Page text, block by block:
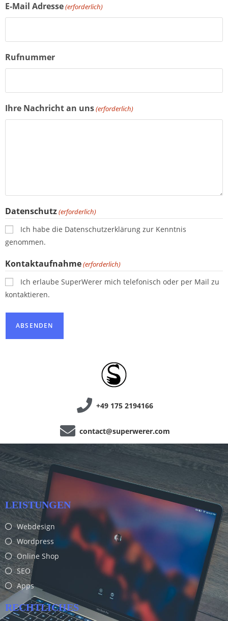
E-Mail Adresse(erforderlich)
Rufnummer
Ihre Nachricht an uns(erforderlich)
Datenschutz(erforderlich)
Ich habe die Datenschutzerklärung zur Kenntnis
genommen.
Kontaktaufnahme(erforderlich)
Ich erlaube SuperWerer mich telefonisch oder per Mail zu
kontaktieren.
+49 175 2194166
contact@superwerer.com
LEISTUNGEN
Webdesign
Wordpress
Online Shop
SEO
Apps
RECHTLICHES